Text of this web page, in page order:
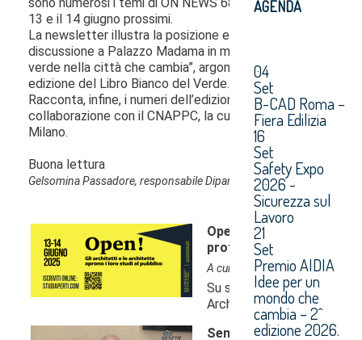
AGENDA
04
Set
B-CAD Roma –
Fiera Edilizia
16
Set
Safety Expo
2026 -
Sicurezza sul
Lavoro
21
Set
Premio AIDIA
Idee per un
mondo che
cambia – 2^
edizione 2026.